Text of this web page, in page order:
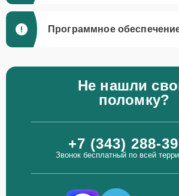
Программное
Не нашли
поломку?
+7 (343) 288-
Звонок бесплатный по всей